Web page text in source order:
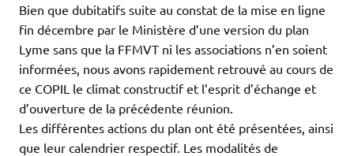
Bien que dubitatifs suite au constat de la mise en ligne
fin décembre par le Ministère d’une version du plan
Lyme sans que la FFMVT ni les associations n’en soient
informées, nous avons rapidement retrouvé au cours de
ce COPIL le climat constructif et l’esprit d’échange et
d’ouverture de la précédente réunion.
Les différentes actions du plan ont été présentées, ainsi
que leur calendrier respectif. Les modalités de